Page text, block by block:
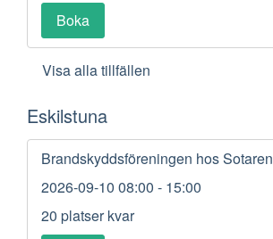
Boka
Visa alla tillfällen
Eskilstuna
Brandskyddsföreningen hos Sotaren
2026-09-10 08:00 - 15:00
20 platser kvar